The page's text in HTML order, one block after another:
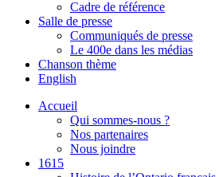
Cadre de référence
Salle de presse
Communiqués de presse
Le 400e dans les médias
Chanson thème
English
Accueil
Qui sommes-nous ?
Nos partenaires
Nous joindre
1615